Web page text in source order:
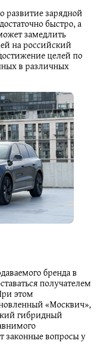
развитие зарядной
быстро, а
замедлить
на российский
целей по
в различных
бренда в
получателем
этом
«Москвич»,
гибридный
законные вопросы у